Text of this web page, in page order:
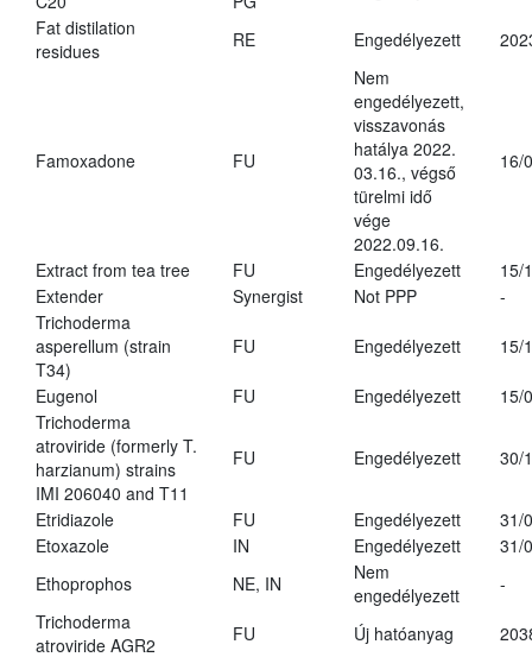
Fat distilation
residues
RE Engedélyezett
Famoxadone FU
Nem
engedélyezett,
visszavonás
hatálya 2022.
03.16., végső
türelmi idő
vége
2022.09.16.
16/
Extract from tea tree FU Engedélyezett
15/
Extender
Synergist Not PPP
-
Trichoderma
asperellum (strain
T34)
FU Engedélyezett 15/
Eugenol FU Engedélyezett
15/
Trichoderma
atroviride (formerly T.
harzianum) strains
IMI 206040 and T11
FU Engedélyezett 30/
Etridiazole FU Engedélyezett
31/
Etoxazole
IN Engedélyezett
31/
Ethoprophos
NE, IN
Nem
engedélyezett
-
Trichoderma
atroviride AGR2
FU Új hatóanyag